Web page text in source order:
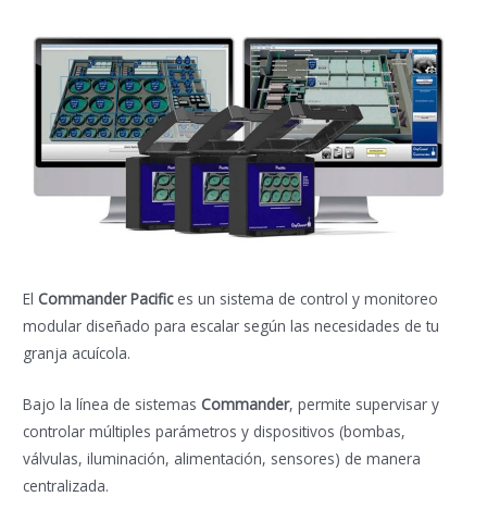
El Commander Pacifices un sistema de control y monitoreo
modular diseñado para escalar según las necesidades de tu
granja acuícola.
Bajo la línea de sistemas Commander, permite supervisar y
controlar múltiples parámetros y dispositivos (bombas,
válvulas, iluminación, alimentación, sensores) de manera
centralizada.